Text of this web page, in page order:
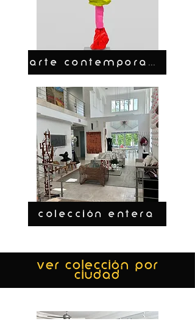
ARTE CONTEMPORANEO
COLECCIÓN ENTERA
ver colección por
ciudad